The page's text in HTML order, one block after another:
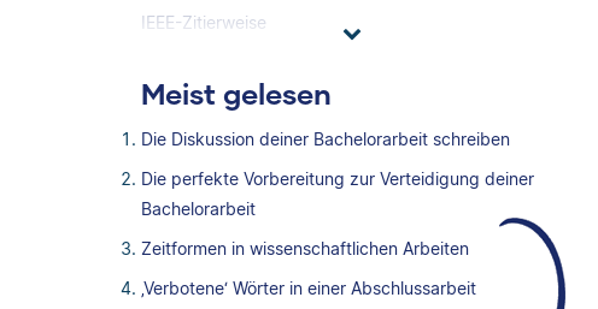
IEEE-Zitierweise
Meist gelesen
Die Diskussion deiner Bachelorarbeit schreiben
Die perfekte Vorbereitung zur Verteidigung deiner
Bachelorarbeit
Zeitformen in wissenschaftlichen Arbeiten
‚Verbotene‘ Wörter in einer Abschlussarbeit